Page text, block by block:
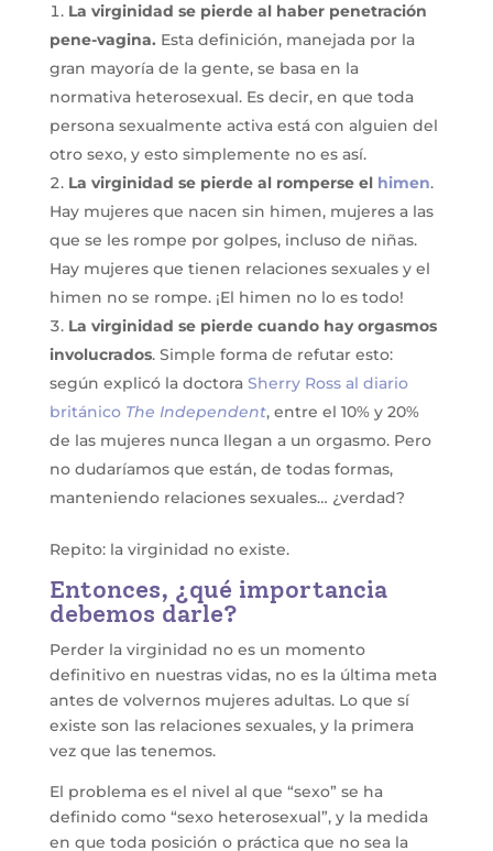
La virginidad se pierde al haber penetración
pene-vagina. Esta definición, manejada por la
gran mayoría de la gente, se basa en la
normativa heterosexual. Es decir, en que toda
persona sexualmente activa está con alguien del
otro sexo, y esto simplemente no es así.
La virginidad se pierde al romperse el himen.
Hay mujeres que nacen sin himen, mujeres a las
que se les rompe por golpes, incluso de niñas.
Hay mujeres que tienen relaciones sexuales y el
himen no se rompe. ¡El himen no lo es todo!
La virginidad se pierde cuando hay orgasmos
involucrados. Simple forma de refutar esto:
según explicó la doctora Sherry Ross al diario
británico The Independent, entre el 10% y 20%
de las mujeres nunca llegan a un orgasmo. Pero
no dudaríamos que están, de todas formas,
manteniendo relaciones sexuales… ¿verdad?
Repito: la virginidad no existe.
Entonces, ¿qué importancia
debemos darle?
Perder la virginidad no es un momento
definitivo en nuestras vidas, no es la última meta
antes de volvernos mujeres adultas. Lo que sí
existe son las relaciones sexuales, y la primera
vez que las tenemos.
El problema es el nivel al que “sexo” se ha
definido como “sexo heterosexual”, y la medida
en que toda posición o práctica que no sea la